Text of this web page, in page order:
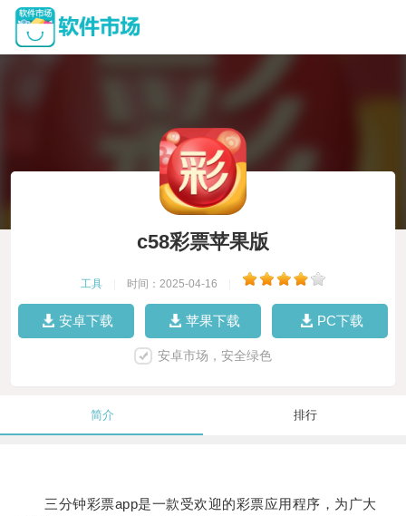
c58彩票苹果版
工具 时间：2025-04-16
安卓下载 苹果下载 PC下载
安卓市场，安全绿色
简介 排行
三分钟彩票app是一款受欢迎的彩票应用程序，为广大